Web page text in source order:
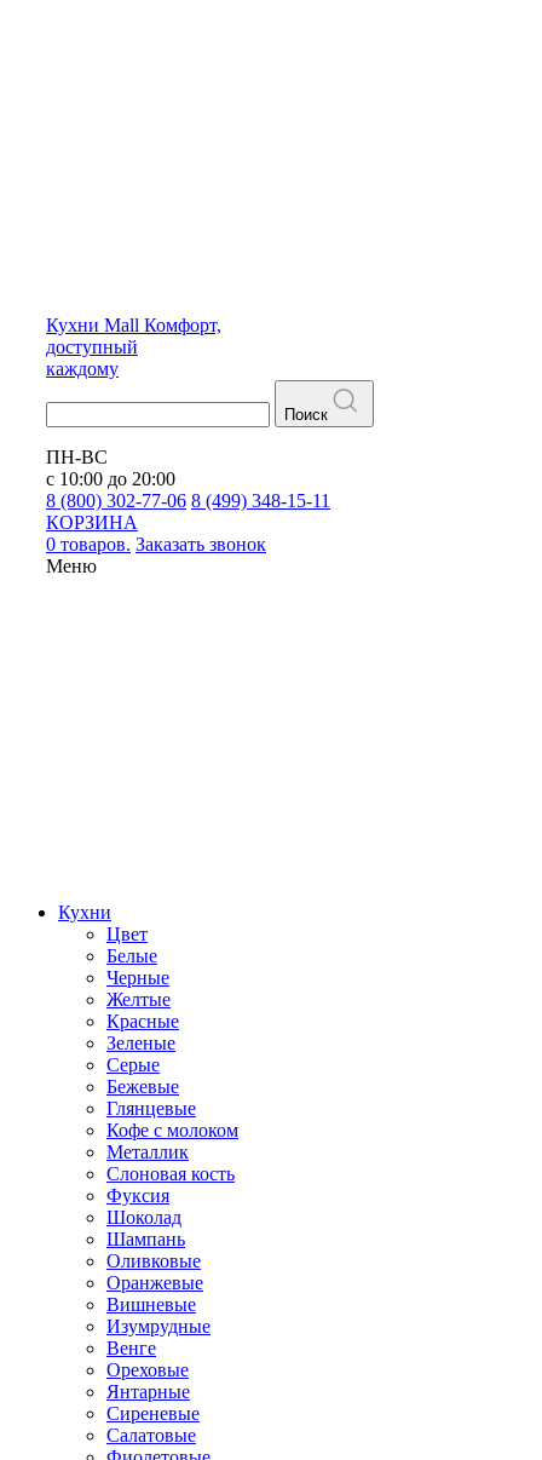
Кухни Mall Комфорт,
доступный
каждому
Поиск
ПН-ВС
с 10:00 до 20:00
8 (800) 302-77-06 8 (499) 348-15-11
КОРЗИНА
0 товаров. Заказать звонок
Меню
Кухни
Цвет
Белые
Черные
Желтые
Красные
Зеленые
Серые
Бежевые
Глянцевые
Кофе с молоком
Металлик
Слоновая кость
Фуксия
Шоколад
Шампань
Оливковые
Оранжевые
Вишневые
Изумрудные
Венге
Ореховые
Янтарные
Сиреневые
Салатовые